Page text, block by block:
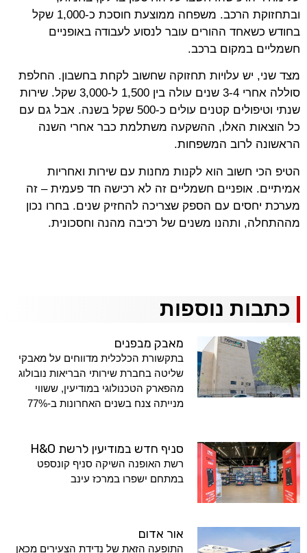
ובתחזוקת הרכב. משפחה ממוצעת חוסכת כ-1,000 שקל
בחודש כשאחד ההורים עובר לנסוע לעבודה באופניים
חשמליים במקום ברכב.
מצד שני, יש עלויות תחזוקה שחשוב לקחת בחשבון. החלפת
סוללה אחרי 3-4 שנים עולה בין 1,500 ל-3,000 שקל. שירות
שנתי וטיפולים קטנים עולים כ-500 שקל בשנה. אבל גם עם
כל הוצאות האלו, ההשקעה משתלמת כבר אחרי השנה
הראשונה לרוב המשפחות.
הטיפ הכי חשוב הוא לקנות מחנות עם שירות ואחריות
אמיתיים. אופניים חשמליים זה לא רכישה חד פעמית – זה
מערכת יחסים עם הספק שצריכה להחזיק שנים. בחרו נכון
מההתחלה, ותהנו משנים של רכיבה מהנה וחסכונית.
כתבות נוספות
מאבק מבפנים
בתקשורת הכלכלית מדווחים על מאבקי
שליטה בחברת שירותי הבריאות נובולוג
מהפארק הטכנולוגי במודיעין, ששווי
מנייתה צנח בשנים האחרונות ב-77%
סניף חדש במודיעין לרשת H&O
רשת האופנה השיקה סניף קונספט
במתחם ישפרו במרכז עינב
אור אדום
התופעה הזאת של נדידת הצעירים מכאן